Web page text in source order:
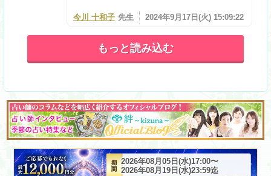
今川 十和子 先生 2024年9月17日(火) 15:09:22
もっと読み込む
2026年08月05日(水)17:00〜
2026年08月19日(水)23:59迄